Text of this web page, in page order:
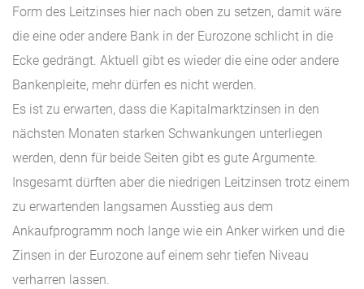
Form des Leitzinses hier nach oben zu setzen, damit wäre
die eine oder andere Bank in der Eurozone schlicht in die
Ecke gedrängt. Aktuell gibt es wieder die eine oder andere
Bankenpleite, mehr dürfen es nicht werden.
Es ist zu erwarten, dass die Kapitalmarktzinsen in den
nächsten Monaten starken Schwankungen unterliegen
werden, denn für beide Seiten gibt es gute Argumente.
Insgesamt dürften aber die niedrigen Leitzinsen trotz einem
zu erwartenden langsamen Ausstieg aus dem
Ankaufprogramm noch lange wie ein Anker wirken und die
Zinsen in der Eurozone auf einem sehr tiefen Niveau
verharren lassen.